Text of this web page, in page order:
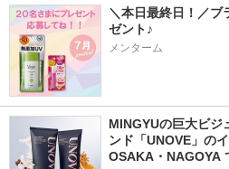
＼本日最終日！／ブ
ゼント♪
メンターム
MINGYUの巨大ビジ
ンド「UNOVE」の
OSAKA・NAGOYA